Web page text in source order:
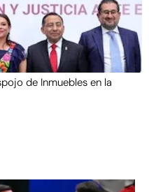
de Inmuebles en la